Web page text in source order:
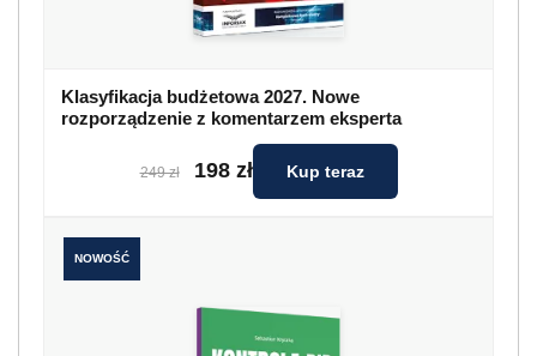
Klasyfikacja budżetowa 2027. Nowe
rozporządzenie z komentarzem eksperta
249 zł 198 zł Kup teraz
NOWOŚĆ